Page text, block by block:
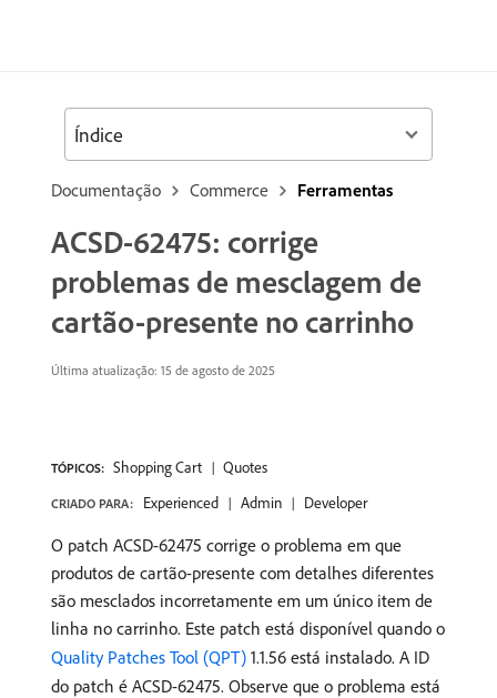
Documentação Commerce Ferramentas
ACSD-62475: corrige
problemas de mesclagem de
cartão-presente no carrinho
Última atualização: 15 de agosto de 2025
TÓPICOS: Shopping Cart Quotes
CRIADO PARA: Experienced Admin Developer
O patch ACSD-62475 corrige o problema em que
produtos de cartão-presente com detalhes diferentes
são mesclados incorretamente em um único item de
linha no carrinho. Este patch está disponível quando o
Quality Patches Tool (QPT) 1.1.56 está instalado. A ID
do patch é ACSD-62475. Observe que o problema está
Índice